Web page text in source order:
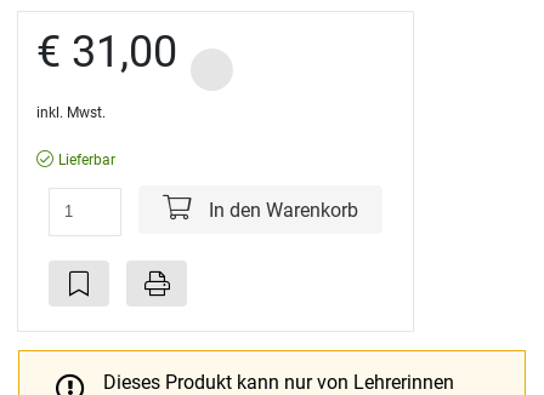
€ 31,00
inkl. Mwst.
Lieferbar
In den Warenkorb
Dieses Produkt kann nur von Lehrerinnen